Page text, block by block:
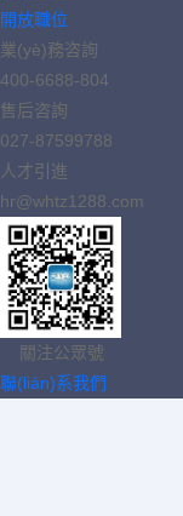
開放職位
業(yè)務咨詢
400-6688-804
售后咨詢
027-87599788
人才引進
hr@whtz1288.com
關注公眾號
聯(lián)系我們